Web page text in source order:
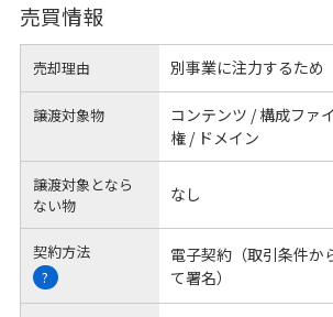
売買情報
売却理由 別事業に注力するため
譲渡対象物
コンテンツ / 構成ファ
権 / ドメイン
譲渡対象となら
ない物
なし
契約方法
?
電子契約（取引条件か
て署名）